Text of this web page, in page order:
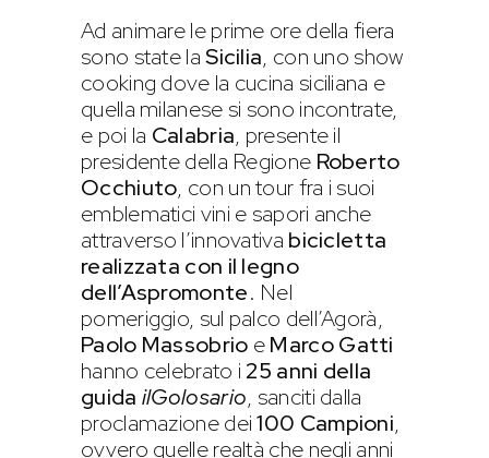
Ad animare le prime ore della fiera
sono state laSicilia, con uno show
cooking dove la cucina siciliana e
quella milanese si sono incontrate,
e poi la Calabria, presente il
presidente della Regione Roberto
Occhiuto, con un tour fra i suoi
emblematici vini e sapori anche
attraverso l’innovativa bicicletta
realizzata con il legno
dell’Aspromonte. Nel
pomeriggio, sul palco dell’Agorà,
Paolo Massobrio eMarco Gatti
hanno celebrato i 25 anni della
guida ilGolosario, sanciti dalla
proclamazione dei100 Campioni,
ovvero quelle realtà che negli anni